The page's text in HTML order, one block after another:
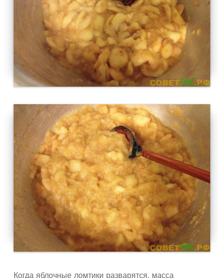
Когда яблочные ломтики разварятся, масса